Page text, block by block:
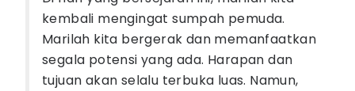
kembali mengingat sumpah pemuda.
Marilah kita bergerak dan memanfaatkan
segala potensi yang ada. Harapan dan
tujuan akan selalu terbuka luas. Namun,